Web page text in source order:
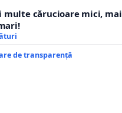
multe cărucioare mici, mai
de transparență